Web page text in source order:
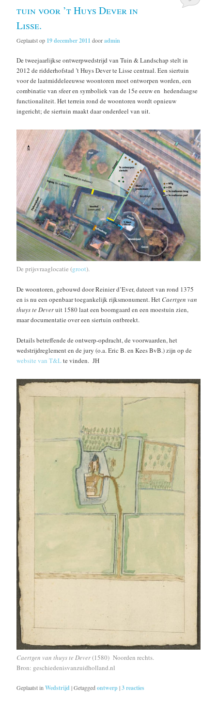
tuin voor ’t Huys Dever in
Lisse.
Geplaatst op 19 december 2011 dooradmin
De tweejaarlijkse ontwerpwedstrijd van Tuin & Landschap stelt in
2012 de ridderhofstad ’t Huys Dever te Lisse centraal. Een siertuin
voor de laatmiddeleeuwse woontoren moet ontworpen worden, een
combinatie van sfeer en symboliek van de 15e eeuw en hedendaagse
functionaliteit. Het terrein rond de woontoren wordt opnieuw
ingericht; de siertuin maakt daar onderdeel van uit.
De prijsvraaglocatie (groot).
De woontoren, gebouwd door Reinier d’Ever, dateert van rond 1375
en is nu een openbaar toegankelijk rijksmonument. Het Caertgen van
thuys te Deveruit 1580 laat een boomgaard en een moestuin zien,
maar documentatie over een siertuin ontbreekt.
Details betreffende de ontwerp-opdracht, de voorwaarden, het
wedstrijdreglement en de jury (o.a. Eric B. en Kees BvB.) zijn op de
website van T&Lte vinden. JH
Caertgen van thuys te Dever(1580) Noorden rechts.
Bron: geschiedenisvanzuidholland.nl
Geplaatst in Wedstrijd |Getagged ontwerp|3reacties